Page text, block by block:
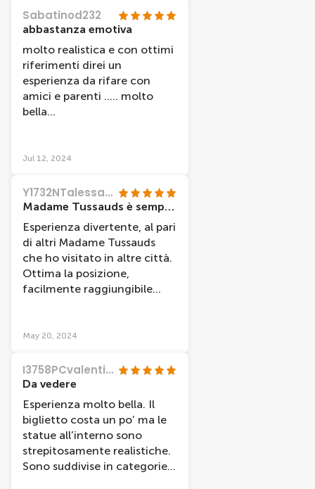
Sabatinod232
abbastanza emotiva
molto realistica e con ottimi
riferimenti direi un
esperienza da rifare con
amici e parenti ..... molto
bella
Jul 12, 2024
Y1732NTalessandrot
Madame Tussauds è sempre una garanzia
Esperienza divertente, al pari
di altri Madame Tussauds
che ho visitato in altre città.
Ottima la posizione,
facilmente raggiungibile
May 20, 2024
I3758PCvalentinav
Da vedere
Esperienza molto bella. Il
biglietto costa un po’ ma le
statue all’interno sono
strepitosamente realistiche.
Sono suddivise in categorie e